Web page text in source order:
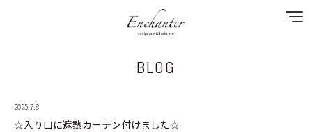
SPECIAL MENU
BLOG
2025.7.8
☆入り口に遮熱カーテン付けました☆